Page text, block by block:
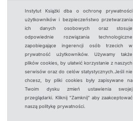
Instytut Książki dba o ochronę prywatności
użytkowników i bezpieczeństwo przetwarzania
ich danych osobowych oraz stosuje
odpowiednie rozwiązania technologiczne
zapobiegające ingerencji osób trzecich w
prywatność użytkowników. Używamy także
plików cookies, by ułatwić korzystanie z naszych
serwisów oraz do celów statystycznych.Jeśli nie
chcesz, by pliki cookies były zapisywane na
Twoim dysku zmień ustawienia swojej
przeglądarki. Kliknij "Zamknij" aby zaakceptować
naszą politykę prywatności.